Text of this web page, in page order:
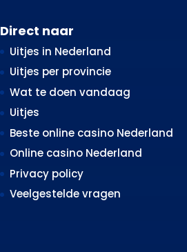
Direct naar
Uitjes in Nederland
Uitjes per provincie
Wat te doen vandaag
Uitjes
Beste online casino Nederland
Online casino Nederland
Privacy policy
Veelgestelde vragen